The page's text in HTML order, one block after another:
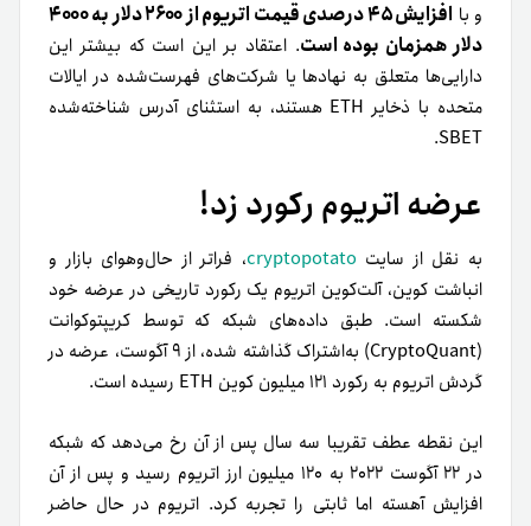
و با
افزایش ۴۵ درصدی قیمت اتریوم از ۲۶۰۰ دلار به ۴۰۰۰
دلار همزمان بوده است. اعتقاد بر این است که بیشتر این
دارایی‌ها متعلق به نهادها یا شرکت‌های فهرست‌شده در ایالات
متحده با ذخایر ETH هستند، به استثنای آدرس شناخته‌شده
SBET.
عرضه اتریوم رکورد زد!
به نقل از سایت cryptopotato، فراتر از حال‌و‌هوای بازار و
انباشت کوین، آلت‌کوین اتریوم یک رکورد تاریخی در عرضه خود
شکسته است. طبق داده‌های شبکه که توسط کریپتوکوانت
(CryptoQuant) به‌اشتراک گذاشته شده، از ۹ آگوست، عرضه در
گردش اتریوم به رکورد ۱۲۱ میلیون کوین ETH رسیده است.
این نقطه عطف تقریبا سه سال پس از آن رخ می‌دهد که شبکه
در ۲۲ آگوست ۲۰۲۲ به ۱۲۰ میلیون ارز اتریوم رسید و پس از آن
افزایش آهسته اما ثابتی را تجربه کرد. اتریوم در حال حاضر